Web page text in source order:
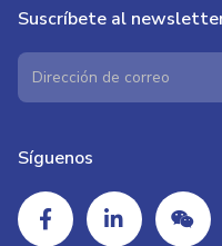
Suscríbete al
Síguenos